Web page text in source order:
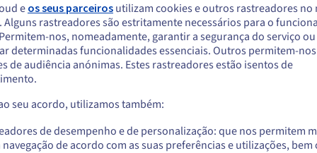
foi a transferência de uma enorme quantidade de
tratou-se de terabytes de dados.
não interrompesse as vendas e o site fosse
os consumidores durante a transição.»
que está localizado em Estados
encomendar a partir de Estados Unidos, terá de consultar e criar uma conta
do país em questão.
ao website do Estados Unidos
us.ovhcloud.com/
Inglês USD - $
eos seus parceiros utilizam cookies e outros rastreadores no
Alguns rastreadores são estritamente necessários para o
nos, nomeadamente, garantir a segurança do serviço ou
determinadas funcionalidades essenciais. Outros permitem-
de audiência anónimas. Estes rastreadores estão isentos de
seu acordo, utilizamos também:
de desempenho e de personalização: que nos permitem
navegação de acordo com as suas preferências e utilizações, bem